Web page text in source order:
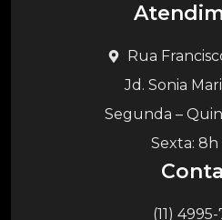
Rua
Jd. Sonia
Segunda –
Sexta: 8h
(11)